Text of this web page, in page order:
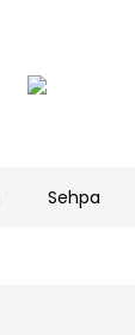
Sehpa